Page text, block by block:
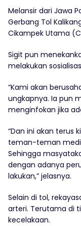
Melansir dari Jawa
Gerbang Tol
Cikampek Utama
Sigit pun
melakukan
“Kami akan
ungkapnya. Ia pun
menginfokan jika
“Dan ini akan terus
teman-teman
Sehingga
dengan adanya
lakukan,” jelasnya.
Selain di tol,
arteri. Terutama di
kecelakaan.